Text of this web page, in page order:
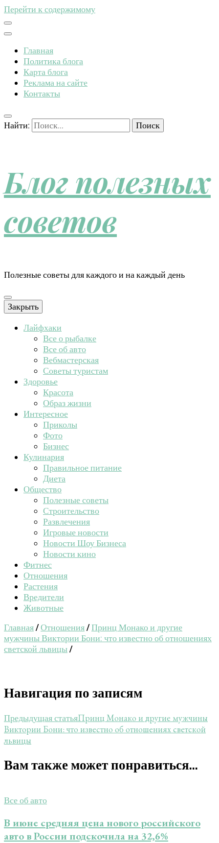
Перейти к содержимому
Главная
Политика блога
Карта блога
Реклама на сайте
Контакты
Найти:
Блог полезных
советов
Полезные советы для каждого и на каждый день
Закрыть
Лайфхаки
Все о рыбалке
Все об авто
Вебмастерская
Советы туристам
Здоровье
Красота
Образ жизни
Интересное
Приколы
Фото
Бизнес
Кулинария
Правильное питание
Диета
Общество
Полезные советы
Строительство
Развлечения
Игровые новости
Новости Шоу Бизнеса
Новости кино
Фитнес
Отношения
Растения
Вредители
Животные
Главная/Отношения/Принц Монако и другие
мужчины Виктории Бони: что известно об отношениях
светской львицы/
Навигация по записям
Предыдущая статьяПринц Монако и другие мужчины
Виктории Бони: что известно об отношениях светской
львицы
Вам также может понравиться...
Все об авто
В июне средняя цена нового российского
авто в России подскочила на 32,6%